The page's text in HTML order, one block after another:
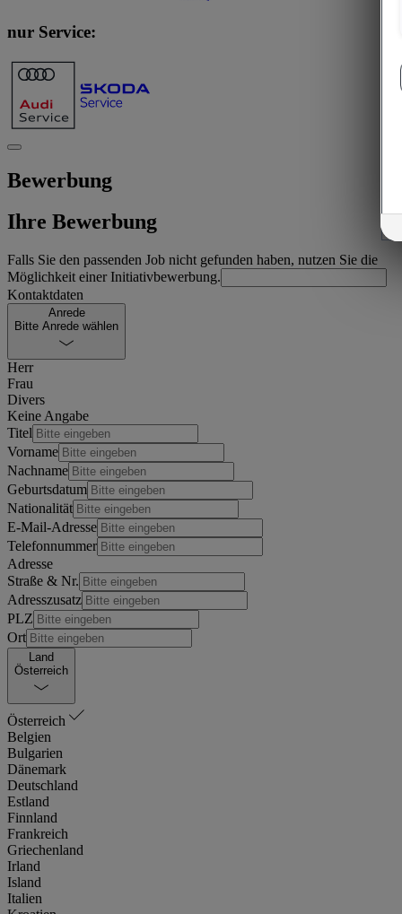
nur Service:
Bewerbung
Ihre Bewerbung
Falls Sie den passenden Job nicht gefunden haben, nutzen Sie die
Möglichkeit einer Initiativbewerbung.
Kontaktdaten
Anrede
Bitte Anrede wählen
Herr
Frau
Divers
Keine Angabe
Titel
Vorname
Nachname
Geburtsdatum
Nationalität
E-Mail-Adresse
Telefonnummer
Adresse
Straße & Nr.
Adresszusatz
PLZ
Ort
Land
Österreich
Österreich
Belgien
Bulgarien
Dänemark
Deutschland
Estland
Finnland
Frankreich
Griechenland
Irland
Island
Italien